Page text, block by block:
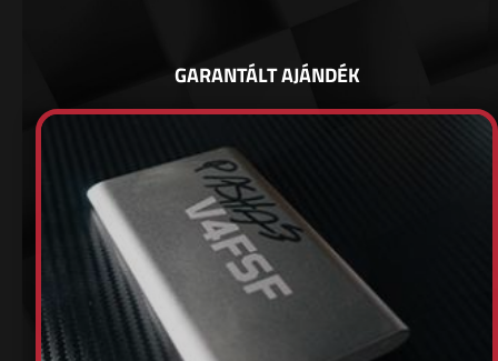
GARANTÁLT AJÁNDÉK